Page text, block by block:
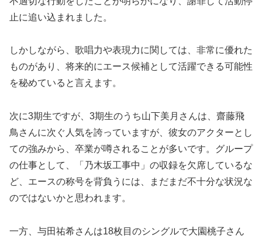
止に追い込まれました。
しかしながら、歌唱力や表現力に関しては、非常に優れた
ものがあり、将来的にエース候補として活躍できる可能性
を秘めていると言えます。
次に3期生ですが、3期生のうち山下美月さんは、齋藤飛
鳥さんに次ぐ人気を誇っていますが、彼女のアクターとし
ての強みから、卒業が噂されることが多いです。グループ
の仕事として、「乃木坂工事中」の収録を欠席しているな
ど、エースの称号を背負うには、まだまだ不十分な状況な
のではないかと思われます。
一方、与田祐希さんは18枚目のシングルで大園桃子さん